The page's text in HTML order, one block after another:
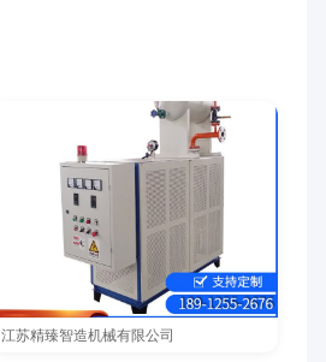
江苏精臻智造机械有限公司